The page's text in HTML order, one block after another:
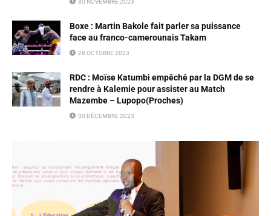
Boxe : Martin Bakole fait parler sa puissance
face au franco-camerounais Takam
28 OCTOBRE 2023
RDC : Moïse Katumbi empêché par la DGM de se
rendre à Kalemie pour assister au Match
Mazembe – Lupopo(Proches)
30 DÉCEMBRE 2023